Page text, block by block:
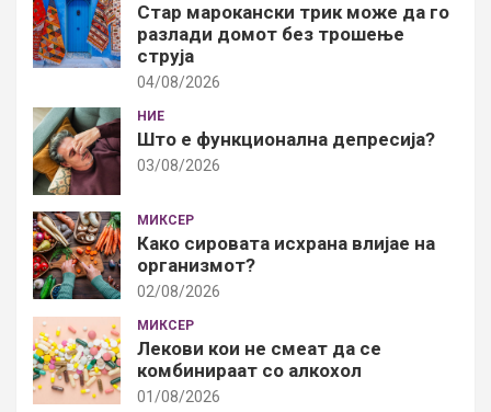
Стар марокански трик може да го
разлади домот без трошење
струја
04/08/2026
НИЕ
Што е функционална депресија?
03/08/2026
МИКСЕР
Како сировата исхрана влијае на
организмот?
02/08/2026
МИКСЕР
Лекови кои не смеат да се
комбинираат со алкохол
01/08/2026